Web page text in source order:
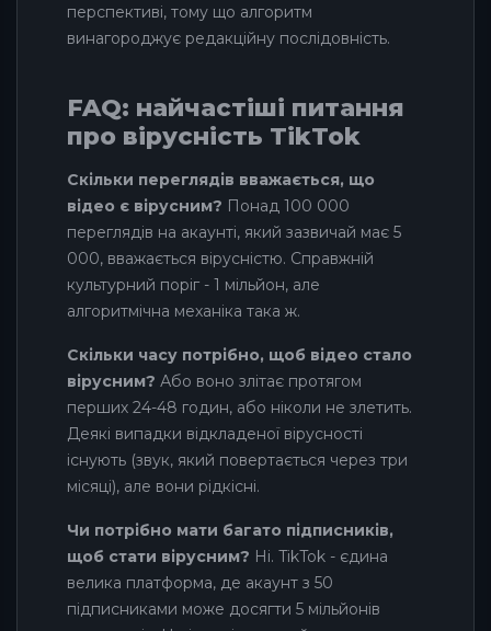
перспективі, тому що алгоритм
винагороджує редакційну послідовність.
FAQ: найчастіші питання
про вірусність TikTok
Скільки переглядів вважається, що
відео є вірусним? Понад 100 000
переглядів на акаунті, який зазвичай має 5
000, вважається вірусністю. Справжній
культурний поріг - 1 мільйон, але
алгоритмічна механіка така ж.
Скільки часу потрібно, щоб відео стало
вірусним? Або воно злітає протягом
перших 24-48 годин, або ніколи не злетить.
Деякі випадки відкладеної вірусності
існують (звук, який повертається через три
місяці), але вони рідкісні.
Чи потрібно мати багато підписників,
щоб стати вірусним? Ні. TikTok - єдина
велика платформа, де акаунт з 50
підписниками може досягти 5 мільйонів